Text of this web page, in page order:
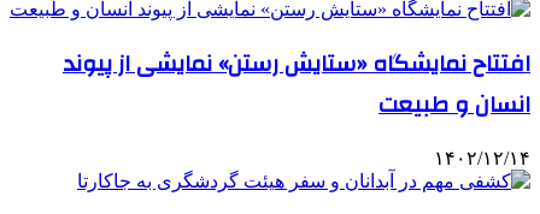
افتتاح نمایشگاه «ستایش رستن» نمایشی از پیوند
انسان و طبیعت
۱۴۰۲/۱۲/۱۴